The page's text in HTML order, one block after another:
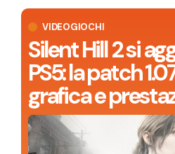
VIDEOGIOCHI
Silent Hill 2 si
PS5: la patch
grafica e